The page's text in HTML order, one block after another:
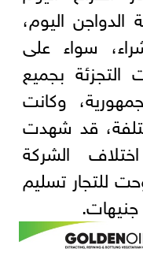
اليوم،
سواء على
بجميع
وكانت
قد شهدت
الشركة
للتجار تسليم